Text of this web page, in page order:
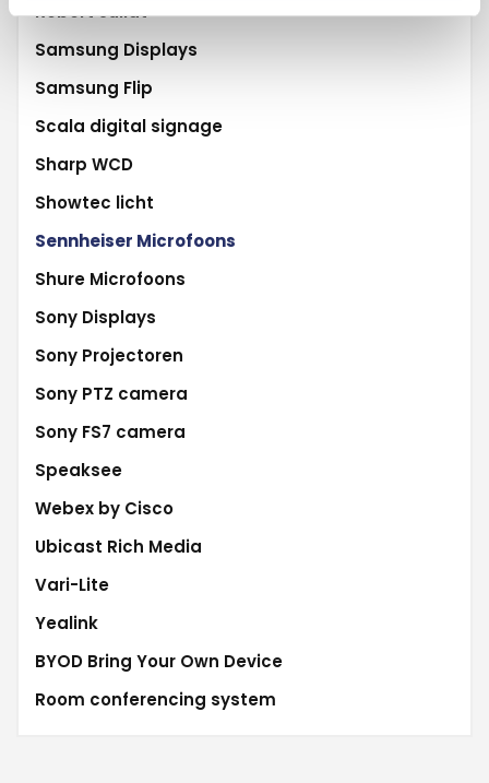
Robert Juliat
Samsung Displays
Samsung Flip
Scala digital signage
Sharp WCD
Showtec licht
Sennheiser Microfoons
Shure Microfoons
Sony Displays
Sony Projectoren
Sony PTZ camera
Sony FS7 camera
Speaksee
Webex by Cisco
Ubicast Rich Media
Vari-Lite
Yealink
BYOD Bring Your Own Device
Room conferencing system